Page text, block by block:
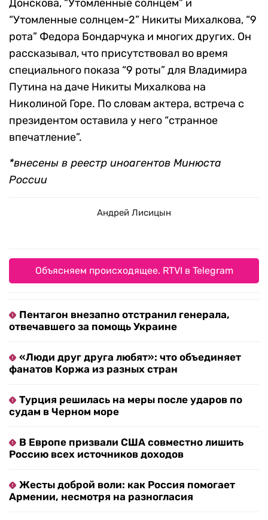
Донскова, “Утомленные солнцем” и
“Утомленные солнцем-2” Никиты Михалкова, “9
рота” Федора Бондарчука и многих других. Он
рассказывал, что присутствовал во время
специального показа “9 роты” для Владимира
Путина на даче Никиты Михалкова на
Николиной Горе. По словам актера, встреча с
президентом оставила у него “странное
впечатление”.
*внесены в реестр иноагентов Минюста
России
Андрей Лисицын
Объясняем происходящее. RTVI в Telegram
Пентагон внезапно отстранил генерала,
отвечавшего за помощь Украине
«Люди друг друга любят»: что объединяет
фанатов Коржа из разных стран
Турция решилась на меры после ударов по
судам в Черном море
В Европе призвали США совместно лишить
Россию всех источников доходов
Жесты доброй воли: как Россия помогает
Армении, несмотря на разногласия